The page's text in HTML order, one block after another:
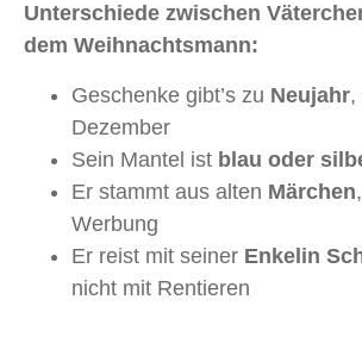
Unterschiede zwischen
dem Weihnachtsmann:
Geschenke gibt’s zu Neujahr,
Dezember
Sein Mantel ist blau oder
Er stammt aus alten Märchen
Werbung
Er reist mit seiner Enkelin
nicht mit Rentieren